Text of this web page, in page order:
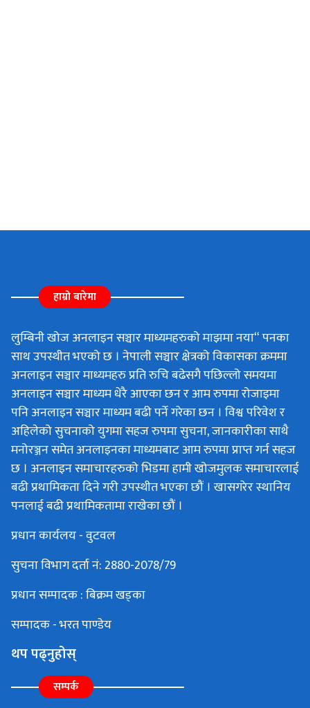
हाम्रो बारेमा
लुम्बिनी खोज अनलाइन सञ्चार माध्यमहरुको माझमा नया“ पनका
साथ उपस्थीत भएको छ । नेपाली सञ्चार क्षेत्रको विकासका क्रममा
अनलाइन सञ्चार माध्यमहरु प्रति रुचि बढेसगै पछिल्लो समयमा
अनलाइन सञ्चार माध्यम धेरै आएका छन र आम रुपमा रोजाइमा
पनि अनलाइन सञ्चार माध्यम बढी पर्ने गरेका छन । विश्व परिवेश र
अहिलेको सुचनाको युगमा सहज रुपमा सुचना, जानकारीका साथै
मनोरञ्जन समेत अनलाइनका माध्यमबाट आम रुपमा प्राप्त गर्न सहज
छ । अनलाइन समाचारहरुको भिडमा हामी खोजमुलक समाचारलाई
बढी प्रथामिकता दिने गरी उपस्थीत भएका छौं । खासगरेर स्थानिय
पनलाई बढी प्रथामिकतामा राखेका छौं ।
प्रधान कार्यलय - वुटवल
सुचना विभाग दर्ता नं: 2880-2078/79
प्रधान सम्पादक : बिक्रम खड्का
सम्पादक - भरत पाण्डेय
थप पढ्नुहोस्
सम्पर्क